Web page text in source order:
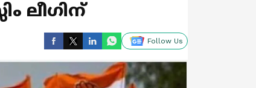
ലീഗിന്
Follow Us